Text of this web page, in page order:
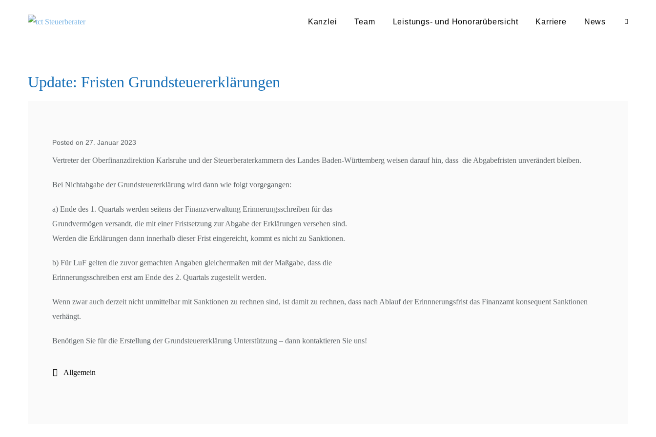
Kanzlei Team Leistungs- und Honorarübersicht Karriere News
Update: Fristen Grundsteuererklärungen
Posted on 27. Januar 2023
Vertreter der Oberfinanzdirektion Karlsruhe und der Steuerberaterkammern des Landes Baden-Württemberg weisen darauf hin, dass die Abgabefristen unverändert bleiben.
Bei Nichtabgabe der Grundsteuererklärung wird dann wie folgt vorgegangen:
a) Ende des 1. Quartals werden seitens der Finanzverwaltung Erinnerungsschreiben für das
Grundvermögen versandt, die mit einer Fristsetzung zur Abgabe der Erklärungen versehen sind.
Werden die Erklärungen dann innerhalb dieser Frist eingereicht, kommt es nicht zu Sanktionen.
b) Für LuF gelten die zuvor gemachten Angaben gleichermaßen mit der Maßgabe, dass die
Erinnerungsschreiben erst am Ende des 2. Quartals zugestellt werden.
Wenn zwar auch derzeit nicht unmittelbar mit Sanktionen zu rechnen sind, ist damit zu rechnen, dass nach Ablauf der Erinnnerungsfrist das Finanzamt konsequent Sanktionen
verhängt.
Benötigen Sie für die Erstellung der Grundsteuererklärung Unterstützung – dann kontaktieren Sie uns!
Allgemein